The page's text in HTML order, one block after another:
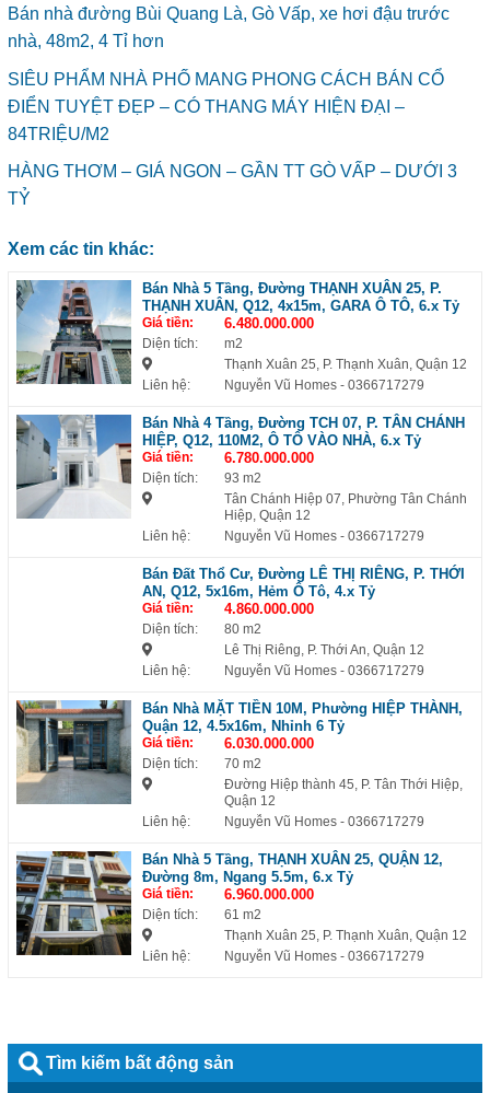
Bán nhà đường Bùi Quang Là, Gò Vấp, xe hơi đậu trước
nhà, 48m2, 4 Tỉ hơn
SIÊU PHẨM NHÀ PHỐ MANG PHONG CÁCH BÁN CỔ
ĐIỂN TUYỆT ĐẸP – CÓ THANG MÁY HIỆN ĐẠI –
84TRIỆU/M2
HÀNG THƠM – GIÁ NGON – GẦN TT GÒ VẤP – DƯỚI 3
TỶ
Xem các tin khác:
Bán Nhà 5 Tầng, Đường THẠNH XUÂN 25, P.
THẠNH XUÂN, Q12, 4x15m, GARA Ô TÔ, 6.x Tỷ
Giá tiền: 6.480.000.000
Diện tích:
m2
Thạnh Xuân 25, P. Thạnh Xuân, Quận 12
Liên hệ:
Nguyễn Vũ Homes - 0366717279
Bán Nhà 4 Tầng, Đường TCH 07, P. TÂN CHÁNH
HIỆP, Q12, 110M2, Ô TÔ VÀO NHÀ, 6.x Tỷ
Giá tiền: 6.780.000.000
Diện tích:
93 m2
Tân Chánh Hiệp 07, Phường Tân Chánh
Hiệp, Quận 12
Liên hệ:
Nguyễn Vũ Homes - 0366717279
Bán Đất Thổ Cư, Đường LÊ THỊ RIÊNG, P. THỚI
AN, Q12, 5x16m, Hẻm Ô Tô, 4.x Tỷ
Giá tiền: 4.860.000.000
Diện tích:
80 m2
Lê Thị Riêng, P. Thới An, Quận 12
Liên hệ:
Nguyễn Vũ Homes - 0366717279
Bán Nhà MẶT TIỀN 10M, Phường HIỆP THÀNH,
Quận 12, 4.5x16m, Nhỉnh 6 Tỷ
Giá tiền: 6.030.000.000
Diện tích:
70 m2
Đường Hiệp thành 45, P. Tân Thới Hiệp,
Quận 12
Liên hệ:
Nguyễn Vũ Homes - 0366717279
Bán Nhà 5 Tầng, THẠNH XUÂN 25, QUẬN 12,
Đường 8m, Ngang 5.5m, 6.x Tỷ
Giá tiền: 6.960.000.000
Diện tích:
61 m2
Thạnh Xuân 25, P. Thạnh Xuân, Quận 12
Liên hệ:
Nguyễn Vũ Homes - 0366717279
Tìm kiếm bất động sản